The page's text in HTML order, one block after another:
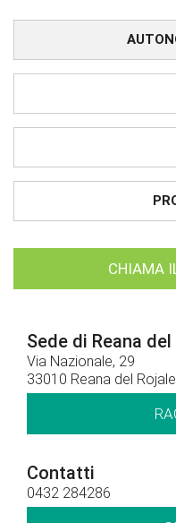
CHIAMA
Sede di Reana
Via Nazionale, 29
33010 Reana del
Contatti
0432 284286